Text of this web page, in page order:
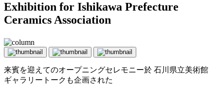
Exhibition for Ishikawa Prefecture
Ceramics Association
来賓を迎えてのオープニングセレモニー於 石川県立美術館
ギャラリートークも企画された